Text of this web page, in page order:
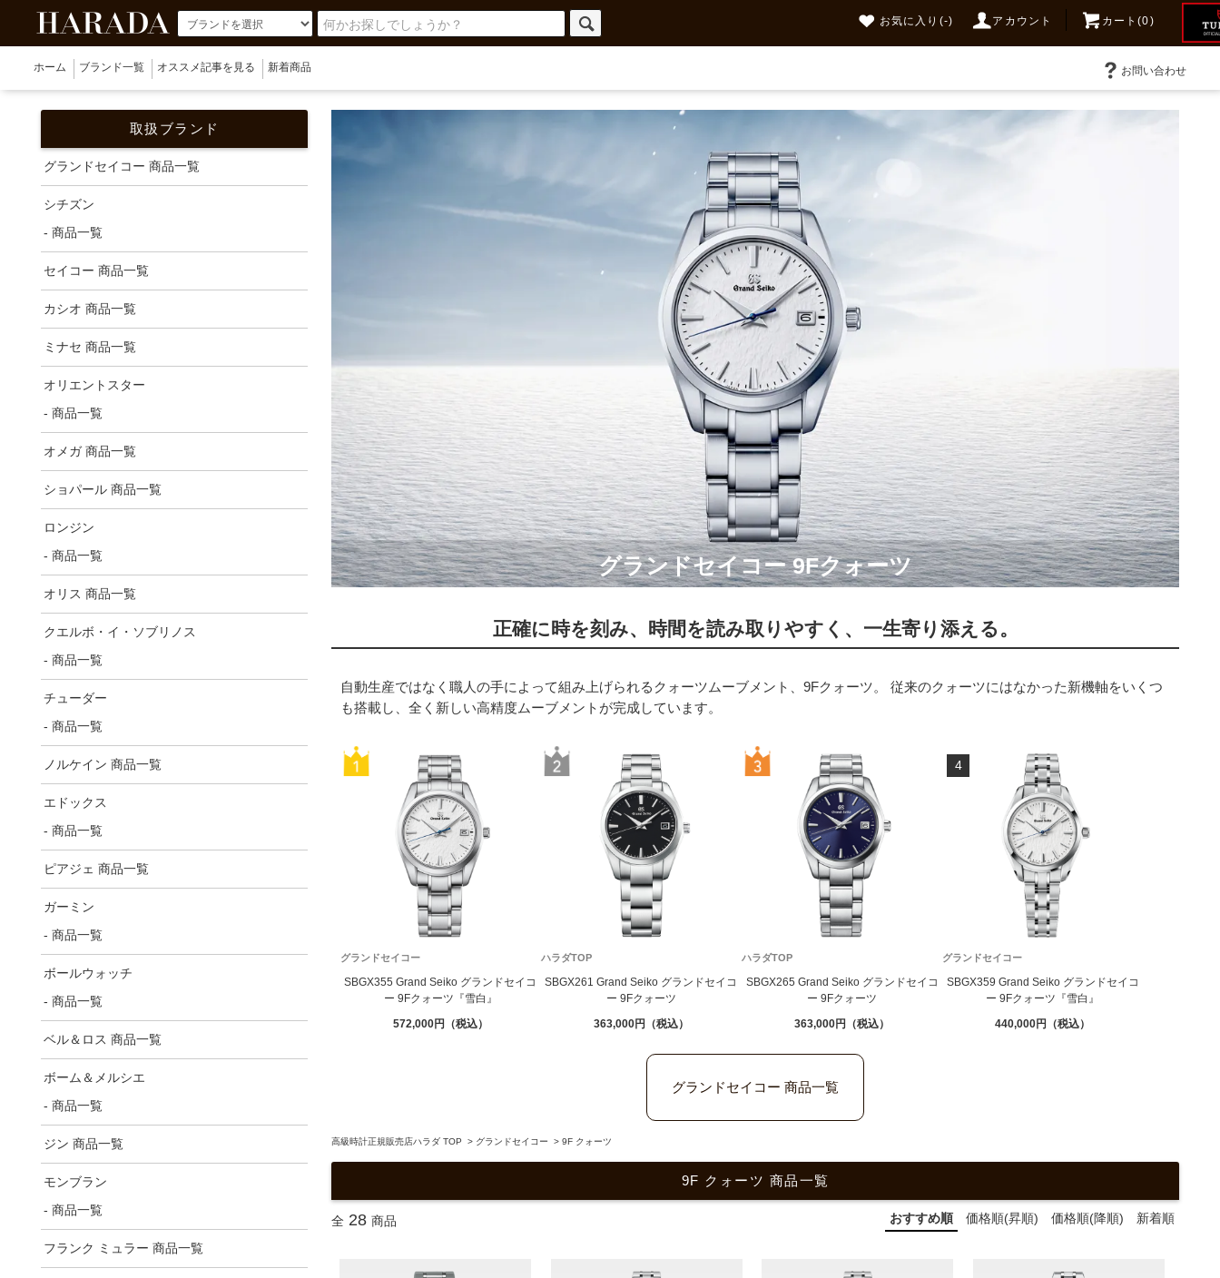
お気に入り (-) アカウント カート(0)
ホーム ブランド一覧 オススメ記事を見る 新着商品 お問い合わせ
グランドセイコー 9Fクォーツ
正確に時を刻み、時間を読み取りやすく、一生寄り添える。
自動生産ではなく職人の手によって組み上げられるクォーツムーブメント、9Fクォーツ。 従来のクォーツにはなかった新機軸をいくつ
も搭載し、全く新しい高精度ムーブメントが完成しています。
グランドセイコー
SBGX355 Grand Seiko グランドセイコ
ー 9Fクォーツ『雪白』
572,000
ハラダTOP
SBGX261 Grand Seiko グランドセイコ
ー 9Fクォーツ
363,000
ハラダTOP
SBGX265 Grand Seiko グランドセイコ
ー 9Fクォーツ
363,000
グランドセイコー
SBGX359 Grand Seiko グランドセイコ
ー 9Fクォーツ『雪白』
440,000
4
グランドセイコー 商品一覧
高級時計正規販売店ハラダ TOP > グランドセイコー > 9F クォーツ
9F クォーツ 商品一覧
全 28 商品 おすすめ順 価格順(昇順) 価格順(降順) 新着順
取扱ブランド
グランドセイコー 商品一覧
シチズン
- 商品一覧
セイコー 商品一覧
カシオ 商品一覧
ミナセ 商品一覧
オリエントスター
- 商品一覧
オメガ 商品一覧
ショパール 商品一覧
ロンジン
- 商品一覧
オリス 商品一覧
クエルボ・イ・ソブリノス
- 商品一覧
チューダー
- 商品一覧
ノルケイン 商品一覧
エドックス
- 商品一覧
ピアジェ 商品一覧
ガーミン
- 商品一覧
ボールウォッチ
- 商品一覧
ベル＆ロス 商品一覧
ボーム＆メルシエ
- 商品一覧
ジン 商品一覧
モンブラン
- 商品一覧
フランク ミュラー 商品一覧